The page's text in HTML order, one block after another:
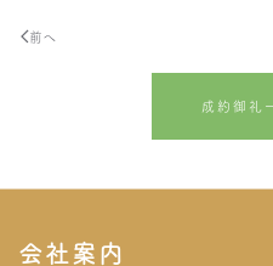
前へ
成約御礼
会社案内